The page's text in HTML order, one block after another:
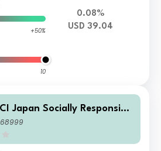
+50%
10
0.08%
USD 39.04
Japan Socially Responsible
hEUR acc